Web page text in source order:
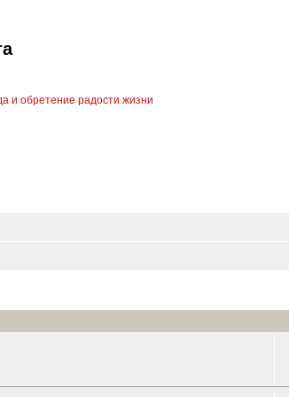
и обретение радости жизни